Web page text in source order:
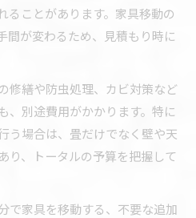
ることがあります。家具移動の
間が変わるため、見積もり時に
修繕や防虫処理、カビ対策など
、別途費用がかかります。特に
う場合は、畳だけでなく壁や天
り、トータルの予算を把握して
で家具を移動する、不要な追加